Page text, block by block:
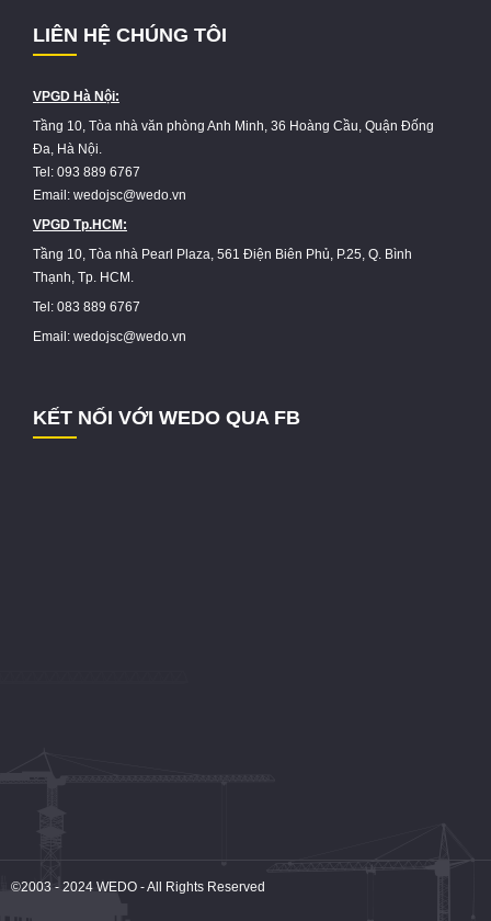
LIÊN HỆ CHÚNG TÔI
VPGD Hà Nội:
Tầng 10, Tòa nhà văn phòng Anh Minh, 36 Hoàng Cầu, Quận Đống
Đa, Hà Nội.
Tel: 093 889 6767
Email: wedojsc@wedo.vn
VPGD Tp.HCM:
Tầng 10, Tòa nhà Pearl Plaza, 561 Điện Biên Phủ, P.25, Q. Bình
Thạnh, Tp. HCM.
Tel: 083 889 6767
Email: wedojsc@wedo.vn
KẾT NỐI VỚI WEDO QUA FB
©2003 - 2024 WEDO - All Rights Reserved